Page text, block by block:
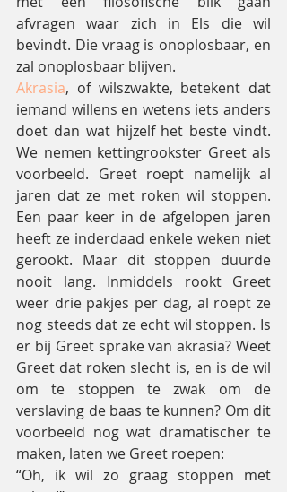
afvragen waar zich in Els die wil
bevindt. Die vraag is onoplosbaar, en
zal onoplosbaar blijven.
Akrasia, of wilszwakte, betekent dat
iemand willens en wetens iets anders
doet dan wat hijzelf het beste vindt.
We nemen kettingrookster Greet als
voorbeeld. Greet roept namelijk al
jaren dat ze met roken wil stoppen.
Een paar keer in de afgelopen jaren
heeft ze inderdaad enkele weken niet
gerookt. Maar dit stoppen duurde
nooit lang. Inmiddels rookt Greet
weer drie pakjes per dag, al roept ze
nog steeds dat ze echt wil stoppen. Is
er bij Greet sprake van akrasia? Weet
Greet dat roken slecht is, en is de wil
om te stoppen te zwak om de
verslaving de baas te kunnen? Om dit
voorbeeld nog wat dramatischer te
maken, laten we Greet roepen:
“Oh, ik wil zo graag stoppen met